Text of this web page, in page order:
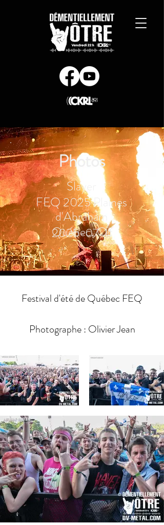
Slayer
FEQ 2025 Plaines
d'Abraham
Québec, Qc
Photos
2025-07-11
Festival d'été de Québec FEQ
Photographe : Olivier Jean